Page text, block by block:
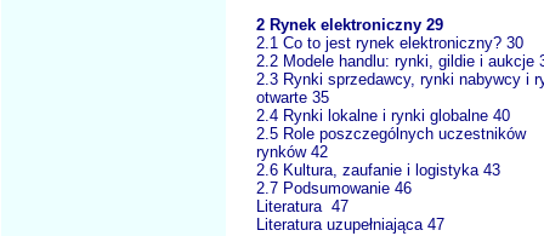
2 Rynek elektroniczny 29
2.1 Co to jest rynek elektroniczny? 30
2.2 Modele handlu: rynki, gildie i aukcje
2.3 Rynki sprzedawcy, rynki nabywcy i
otwarte 35
2.4 Rynki lokalne i rynki globalne 40
2.5 Role poszczególnych uczestników
rynków 42
2.6 Kultura, zaufanie i logistyka 43
2.7 Podsumowanie 46
Literatura 47
Literatura uzupełniająca 47